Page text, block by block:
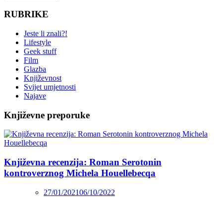
RUBRIKE
Jeste li znali?!
Lifestyle
Geek stuff
Film
Glazba
Književnost
Svijet umjetnosti
Najave
Književne preporuke
Književna recenzija: Roman Serotonin
kontroverznog Michela Houellebecqa
27/01/202106/10/2022